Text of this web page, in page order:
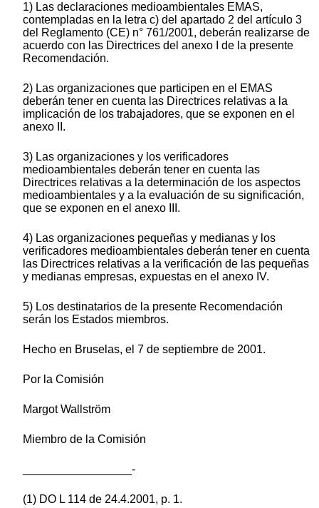
1) Las declaraciones medioambientales EMAS,
contempladas en la letra c) del apartado 2 del artículo 3
del Reglamento (CE) n° 761/2001, deberán realizarse de
acuerdo con las Directrices del anexo I de la presente
Recomendación.
2) Las organizaciones que participen en el EMAS
deberán tener en cuenta las Directrices relativas a la
implicación de los trabajadores, que se exponen en el
anexo II.
3) Las organizaciones y los verificadores
medioambientales deberán tener en cuenta las
Directrices relativas a la determinación de los aspectos
medioambientales y a la evaluación de su significación,
que se exponen en el anexo III.
4) Las organizaciones pequeñas y medianas y los
verificadores medioambientales deberán tener en cuenta
las Directrices relativas a la verificación de las pequeñas
y medianas empresas, expuestas en el anexo IV.
5) Los destinatarios de la presente Recomendación
serán los Estados miembros.
Hecho en Bruselas, el 7 de septiembre de 2001.
Por la Comisión
Margot Wallström
Miembro de la Comisión
_________________-
(1) DO L 114 de 24.4.2001, p. 1.